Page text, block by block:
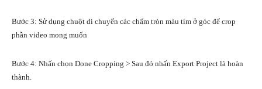
Bước 3: Sử dụng chuột di chuyển các chấm tròn màu tím ở góc để crop
phần video mong muốn
Bước 4: Nhấn chọn Done Cropping > Sau đó nhấn Export Project là hoàn
thành.